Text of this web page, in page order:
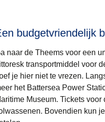
budgetvriendelijk
naar de Theems voor een
transportmiddel voor
je hier niet te vrezen.
het Battersea Power
Museum. Tickets voor
Bovendien kun